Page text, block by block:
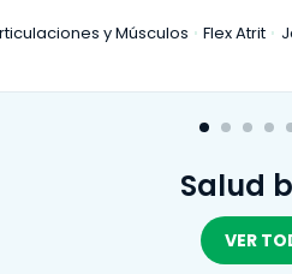
y Músculos Flex Atrit
Salud
VER